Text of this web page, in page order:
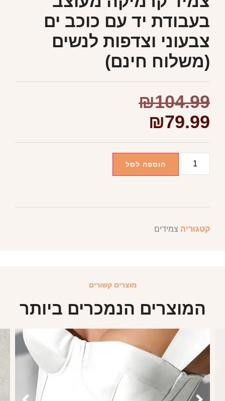
בעבודת יד עם כוכב ים
צבעוני וצדפות לנשים
(משלוח חינם)
₪104.99
₪79.99
הוספה לסל
קטגוריה צמידים
מוצרים קשורים
המוצרים הנמכרים ביותר